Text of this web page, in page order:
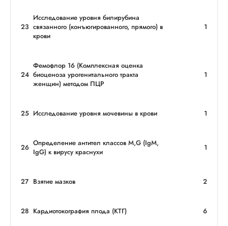
23
Исследование уровня билирубина
связанного (конъюгированного, прямого) в
крови
1
24
Фемофлор 16 (Комплексная оценка
биоценоза урогенитального тракта
женщин) методом ПЦР
1
25 Исследование уровня мочевины в крови 1
26 Определение антител классов M,G (IgМ,
IgG) к вирусу краснухи
1
27 Взятие мазков 2
28 Кардиотокография плода (КТГ) 6